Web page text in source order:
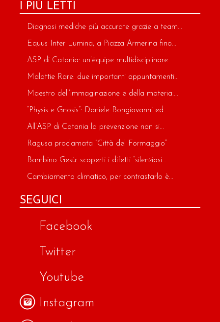
I PIÙ LETTI
Diagnosi mediche più accurate grazie a team...
Equus Inter Lumina, a Piazza Armerina fino...
ASP di Catania: un’équipe multidisciplinare...
Malattie Rare: due importanti appuntamenti...
Maestro dell’immaginazione e della materia:...
“Physis e Gnosis”: Daniele Bongiovanni ed...
All’ASP di Catania la prevenzione non si...
Ragusa proclamata “Città del Formaggio”
Bambino Gesù: scoperti i difetti “silenziosi...
Cambiamento climatico, per contrastarlo è...
SEGUICI
Facebook
Twitter
Youtube
Instagram